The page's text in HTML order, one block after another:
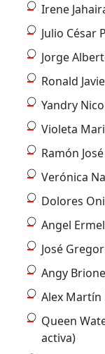
Irene
Julio César
Jorge
Ronald
Yandry
Violeta
Ramón
Verónica
Dolores
Angel
José
Angy
Alex Martín
Queen
activa)